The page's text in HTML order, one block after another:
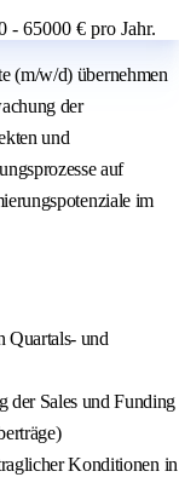
- 65000 € pro Jahr.
(m/w/d) übernehmen
der
und
auf
im
Quartals- und
Sales und Funding
Konditionen in